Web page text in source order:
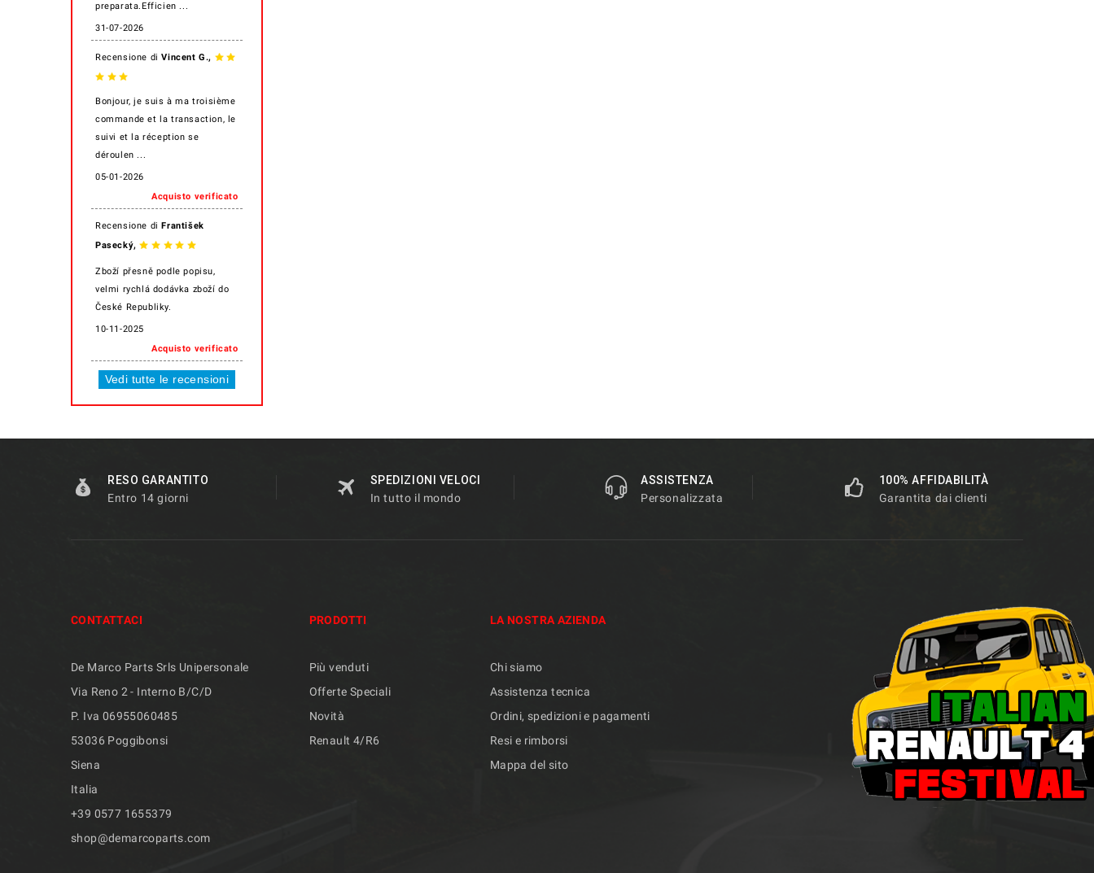
preparata.Efficien ...
31-07-2026
Recensione diVincent G.,
Bonjour, je suis à ma troisième
commande et la transaction, le
suivi et la réception se
déroulen ...
05-01-2026
Acquisto verificato
Recensione diFrantišek
Pasecký,
Zboží přesně podle popisu,
velmi rychlá dodávka zboží do
České Republiky.
10-11-2025
Acquisto verificato
Vedi tutte le recensioni
RESO GARANTITO
Entro 14 giorni
SPEDIZIONI VELOCI
In tutto il mondo
ASSISTENZA
Personalizzata
100% AFFIDABILITÀ
Garantita dai clienti
CONTATTACI
De Marco Parts Srls Unipersonale
Via Reno 2 - Interno B/C/D
P. Iva 06955060485
53036 Poggibonsi
Siena
Italia
+39 ​​0577 1655379
shop@demarcoparts.com
PRODOTTI
Più venduti
Offerte Speciali
Novità
Renault 4/R6
LA NOSTRA AZIENDA
Chi siamo
Assistenza tecnica
Ordini, spedizioni e pagamenti
Resi e rimborsi
Mappa del sito